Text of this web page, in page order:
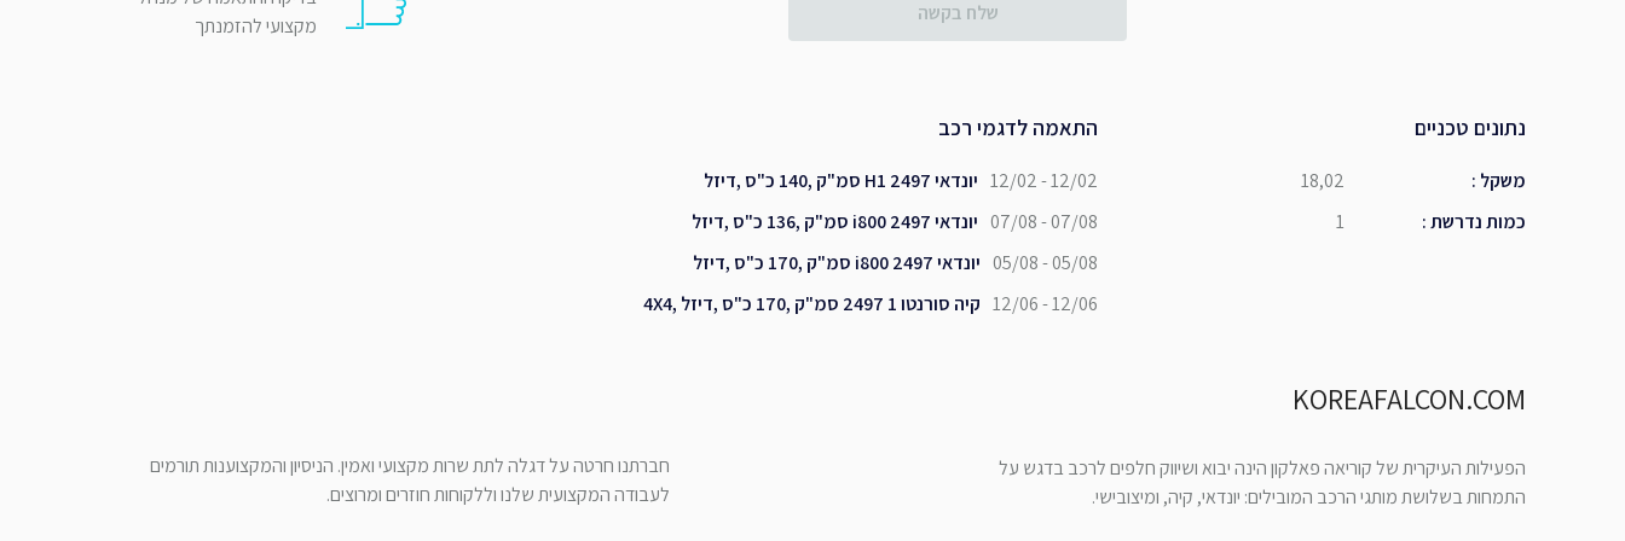
מקצועי להזמנתך
שלח בקשה
התאמה לדגמי רכב
יונדאי H1 2497 סמ"ק ,140 כ"ס ,דיזל 12/02 - 12/02
יונדאי i800 2497 סמ"ק ,136 כ"ס ,דיזל 07/08 - 07/08
יונדאי i800 2497 סמ"ק ,170 כ"ס ,דיזל 05/08 - 05/08
קיה סורנטו 1 2497 סמ"ק ,170 כ"ס ,דיזל ,4X4 12/06 - 12/06
נתונים טכניים
18,02 : משקל
1
:כמות נדרשת
חברתנו חרטה על דגלה לתת שרות מקצועי ואמין. הניסיון והמקצוענות תורמים
לעבודה המקצועית שלנו וללקוחות חוזרים ומרוצים.
KOREAFALCON.COM
הפעילות העיקרית של קוריאה פאלקון הינה יבוא ושיווק חלפים לרכב בדגש על
התמחות בשלושת מותגי הרכב המובילים: יונדאי, קיה, ומיצובישי.